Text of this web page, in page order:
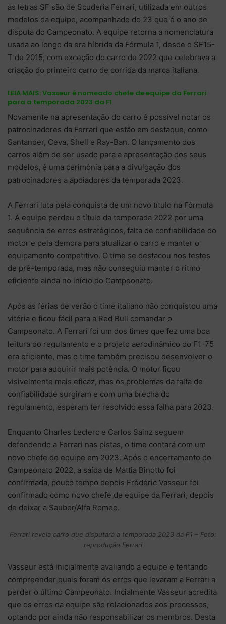
as letras SF são de Scuderia Ferrari, utilizada em outros
modelos da equipe, acompanhado do 23 que é o ano de
disputa do Campeonato. A equipe retorna a nomenclatura
usada ao longo da era híbrida da Fórmula 1, desde o SF15-
T de 2015, com exceção do carro de 2022 que celebrava a
criação do primeiro carro de corrida da marca italiana.
LEIA MAIS:Vasseur é nomeado chefe de equipe da Ferrari
para a temporada 2023 da F1
Novamente na apresentação do carro é possível notar os
patrocinadores da Ferrari que estão em destaque, como
Santander, Ceva, Shell e Ray-Ban. O lançamento dos
carros além de ser usado para a apresentação dos seus
modelos, é uma cerimônia para a divulgação dos
patrocinadores a apoiadores da temporada 2023.
A Ferrari luta pela conquista de um novo título na Fórmula
1. A equipe perdeu o título da temporada 2022 por uma
sequência de erros estratégicos, falta de confiabilidade do
motor e pela demora para atualizar o carro e manter o
equipamento competitivo. O time se destacou nos testes
de pré-temporada, mas não conseguiu manter o ritmo
eficiente ainda no início do Campeonato.
Após as férias de verão o time italiano não conquistou uma
vitória e ficou fácil para a Red Bull comandar o
Campeonato. A Ferrari foi um dos times que fez uma boa
leitura do regulamento e o projeto aerodinâmico do F1-75
era eficiente, mas o time também precisou desenvolver o
motor para adquirir mais potência. O motor ficou
visivelmente mais eficaz, mas os problemas da falta de
confiabilidade surgiram e com uma brecha do
regulamento, esperam ter resolvido essa falha para 2023.
Enquanto Charles Leclerc e Carlos Sainz seguem
defendendo a Ferrari nas pistas, o time contará com um
novo chefe de equipe em 2023. Após o encerramento do
Campeonato 2022, a saída de Mattia Binotto foi
confirmada, pouco tempo depois Frédéric Vasseur foi
confirmado como novo chefe de equipe da Ferrari, depois
de deixar a Sauber/Alfa Romeo.
Ferrari revela carro que disputará a temporada 2023 da F1 – Foto:
reprodução Ferrari
Vasseur está inicialmente avaliando a equipe e tentando
compreender quais foram os erros que levaram a Ferrari a
perder o último Campeonato. Incialmente Vasseur acredita
que os erros da equipe são relacionados aos processos,
optando por ainda não responsabilizar os membros. Desta